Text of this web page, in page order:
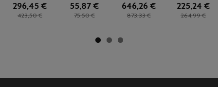
296,45 €
423,50 €
55,87 €
75,50 €
646,26 €
873,33 €
225,24 €
264,99 €